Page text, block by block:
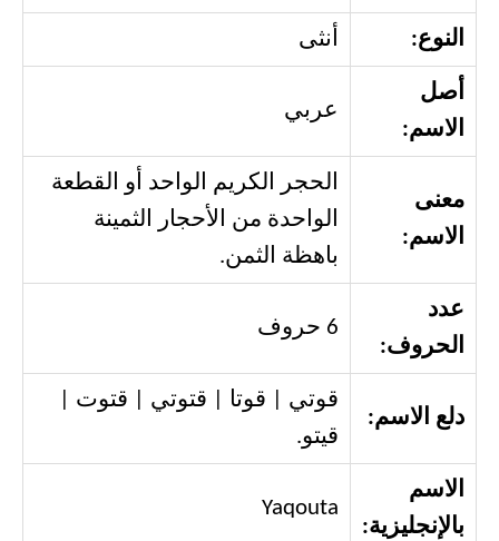
النوع: أنثى
أصل
الاسم:
عربي
معنى
الاسم:
الحجر الكريم الواحد أو القطعة
الواحدة من الأحجار الثمينة
باهظة الثمن.
عدد
الحروف:
6 حروف
دلع الاسم:
قوتي | قوتا | قتوتي | قتوت |
قيتو.
الاسم
بالإنجليزية:
Yaqouta